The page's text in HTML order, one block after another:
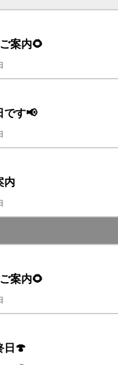
案内🌻
です📢
内
案内🌻
🍄